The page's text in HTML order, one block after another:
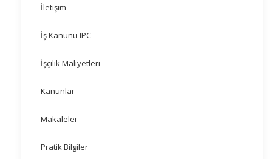
İletişim
İş Kanunu IPC
İşçilik Maliyetleri
Kanunlar
Makaleler
Pratik Bilgiler